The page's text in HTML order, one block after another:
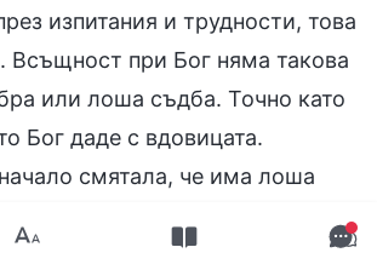
изпитания и трудности, това
Всъщност при Бог няма такова
или лоша съдба. Точно като
Бог даде с вдовицата.
смятала, че има лоша
средата ѝ на живот да не